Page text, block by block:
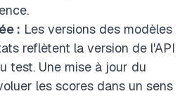
: Les versions des modèles
reflètent la version de l'API
test. Une mise à jour du
les scores dans un sens